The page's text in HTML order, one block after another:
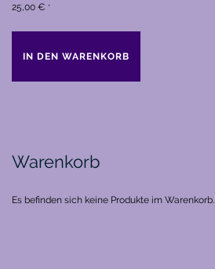
25,00 € *
IN DEN WARENKORB
Warenkorb
Es befinden sich keine Produkte im Warenkorb.